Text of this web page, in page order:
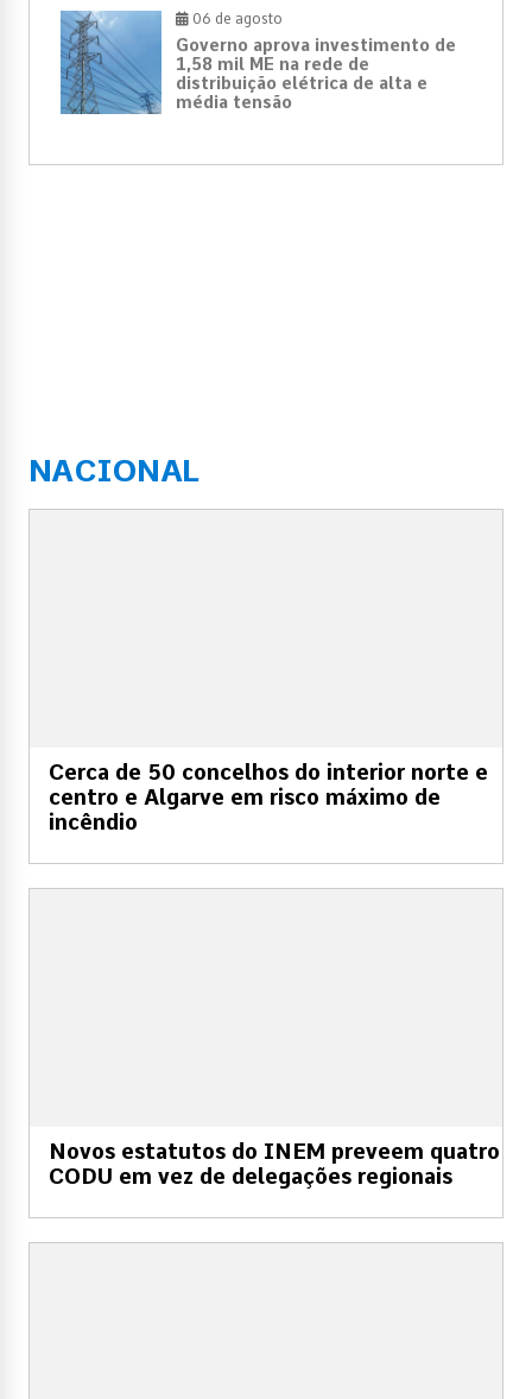
06 de agosto
Governo aprova investimento de
1,58 mil ME na rede de
distribuição elétrica de alta e
média tensão
NACIONAL
Cerca de 50 concelhos do interior norte e
centro e Algarve em risco máximo de
incêndio
Novos estatutos do INEM preveem quatro
CODU em vez de delegações regionais